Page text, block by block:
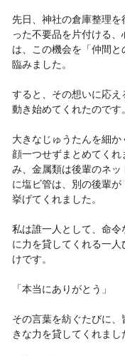
先日、神社の倉庫整理
った不要品を片付ける
は、この機会を「仲間
臨みました。
すると、その想いに応
動き始めてくれたのです。
大きなじゅうたんを細
顔一つせずまとめてく
み、金属類は後輩のネ
に塩ビ管は、別の後輩
挙げてくれました。
私は誰一人として、命
に力を貸してくれる一
けです。
「本当にありがとう」
その言葉を紡ぐたびに
きな力を貸してくれまし